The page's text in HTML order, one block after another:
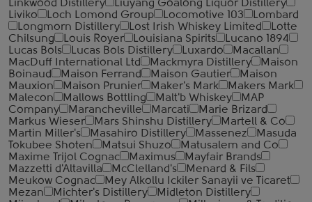
Linkwood Distillery
Liuyang Goalong Liquor Distillery
Liviko
Loch Lomond Group Locomotive 103
Lombard
Longmorn Distillery
Lost Irish Whiskey Limited
Lotte
Chilsung
Louis Royer Louisiana Spirits
Lucano 1894
Lucas Bols
Lucas Bols Distillery Luxardo
Macallan
MacDuff International Ltd
Mackmyra Distillery
Maison
Boinaud
Maison Ferrand Maison Gautier
Maison
Mauxion
Maison Prunier Maker's Mark
Makers Mark
Malecon
Mallows Bottling Malt'b Whiskey
MAP
Company
Marancheville Marcati
Marie Brizard
Markus Wieser
Mars Shinshu Distillery
Martell & Co
Martin Miller's
Masahiro Distillery Massenez
Masuda
Tokubee Shoten
Matsui Shuzo
Matusalem and Co
Maxime Trijol Cognac
Maximus
Mayfair Brands
Mazzetti d'Altavilla
McClelland's
Menard & Fils
Meukow Cognac
Mey Alkollu Ickiler Sanayii ve Ticaret
Mezan
Michter's Distillery
Midleton Distillery